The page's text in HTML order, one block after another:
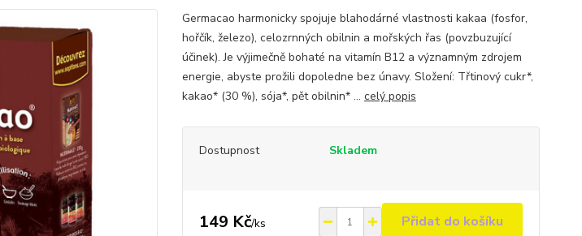
Germacao harmonicky spojuje blahodárné vlastnosti kakaa (fosfor,
hořčík, železo), celozrnných obilnin a mořských řas (povzbuzující
účinek). Je výjimečně bohaté na vitamín B12 a významným zdrojem
energie, abyste prožili dopoledne bez únavy. Složení: Třtinový cukr*,
kakao* (30 %), sója*, pět obilnin* ... celý popis
Dostupnost Skladem
149 Kč/ks Přidat do košíku